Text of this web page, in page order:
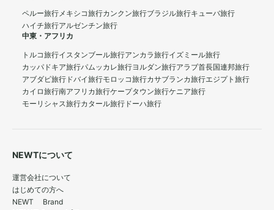
ペルー旅行メキシコ旅行カンクン旅行ブラジル旅行キューバ旅行
ハイチ旅行アルゼンチン旅行
中東・アフリカ
トルコ旅行イスタンブール旅行アンカラ旅行イズミール旅行
カッパドキア旅行パムッカレ旅行ヨルダン旅行アラブ首長国連邦旅行
アブダビ旅行 ドバイ旅行モロッコ旅行カサブランカ旅行エジプト旅行
カイロ旅行南アフリカ旅行ケープタウン旅行ケニア旅行
モーリシャス旅行カタール旅行 ドーハ旅行
NEWTについて
運営会社について
はじめての方へ
NEWT Brand